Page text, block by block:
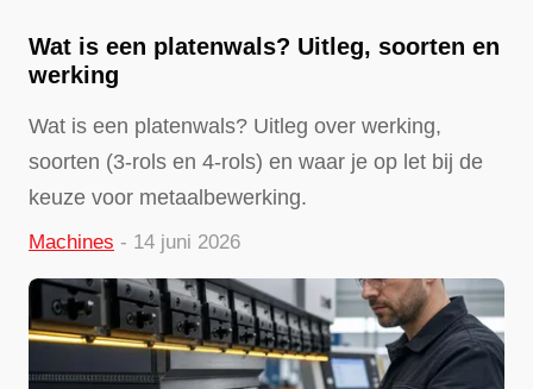
Wat is een platenwals? Uitleg, soorten en
werking
Wat is een platenwals? Uitleg over werking,
soorten (3-rols en 4-rols) en waar je op let bij de
keuze voor metaalbewerking.
Machines - 14 juni 2026